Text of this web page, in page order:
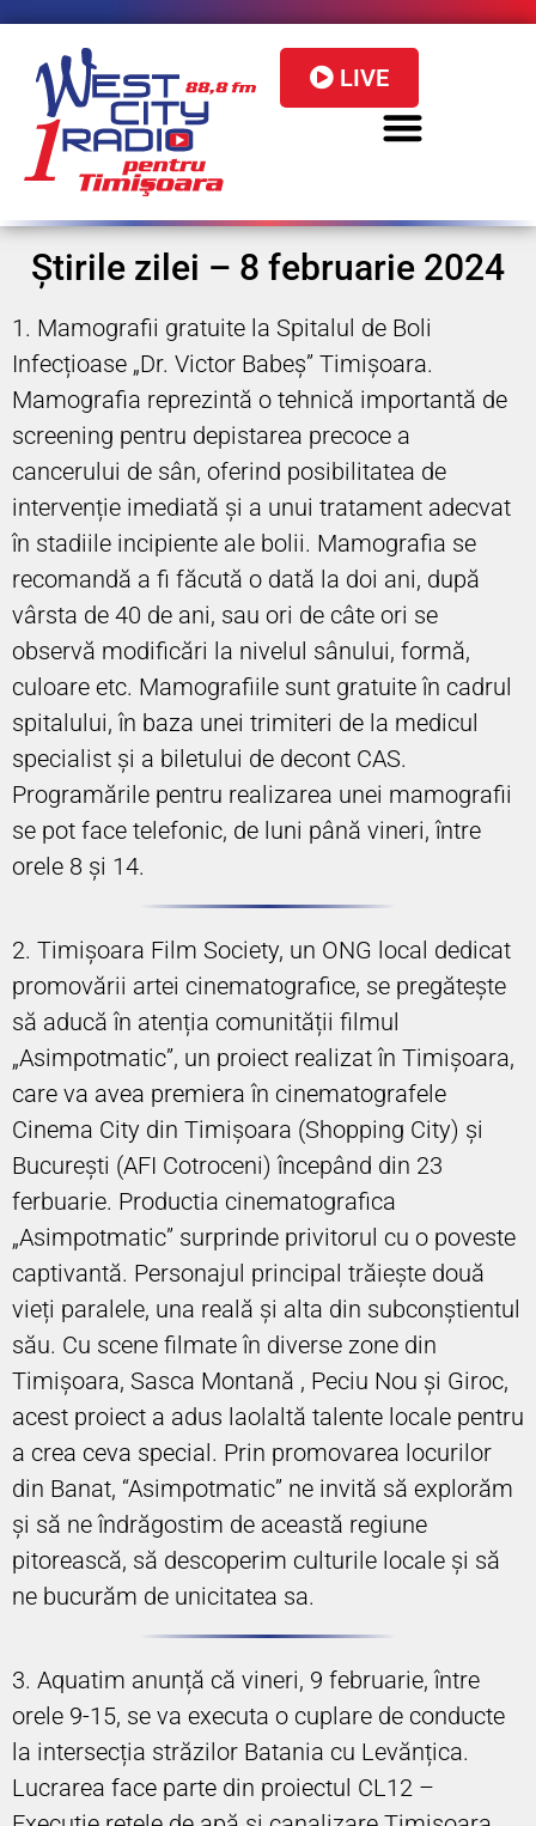
LIVE
Știrile zilei – 8 februarie 2024
1. Mamografii gratuite la Spitalul de Boli
Infecțioase „Dr. Victor Babeș” Timișoara.
Mamografia reprezintă o tehnică importantă de
screening pentru depistarea precoce a
cancerului de sân, oferind posibilitatea de
intervenție imediată și a unui tratament adecvat
în stadiile incipiente ale bolii. Mamografia se
recomandă a fi făcută o dată la doi ani, după
vârsta de 40 de ani, sau ori de câte ori se
observă modificări la nivelul sânului, formă,
culoare etc. Mamografiile sunt gratuite în cadrul
spitalului, în baza unei trimiteri de la medicul
specialist și a biletului de decont CAS.
Programările pentru realizarea unei mamografii
se pot face telefonic, de luni până vineri, între
orele 8 și 14.
2. Timișoara Film Society, un ONG local dedicat
promovării artei cinematografice, se pregătește
să aducă în atenția comunității filmul
„Asimpotmatic”, un proiect realizat în Timișoara,
care va avea premiera în cinematografele
Cinema City din Timișoara (Shopping City) și
București (AFI Cotroceni) începând din 23
ferbuarie. Productia cinematografica
„Asimpotmatic” surprinde privitorul cu o poveste
captivantă. Personajul principal trăiește două
vieți paralele, una reală și alta din subconștientul
său. Cu scene filmate în diverse zone din
Timișoara, Sasca Montană , Peciu Nou și Giroc,
acest proiect a adus laolaltă talente locale pentru
a crea ceva special. Prin promovarea locurilor
din Banat, “Asimpotmatic” ne invită să explorăm
și să ne îndrăgostim de această regiune
pitorească, să descoperim culturile locale și să
ne bucurăm de unicitatea sa.
3. Aquatim anunță că vineri, 9 februarie, între
orele 9-15, se va executa o cuplare de conducte
la intersecția străzilor Batania cu Levănțica.
Lucrarea face parte din proiectul CL12 –